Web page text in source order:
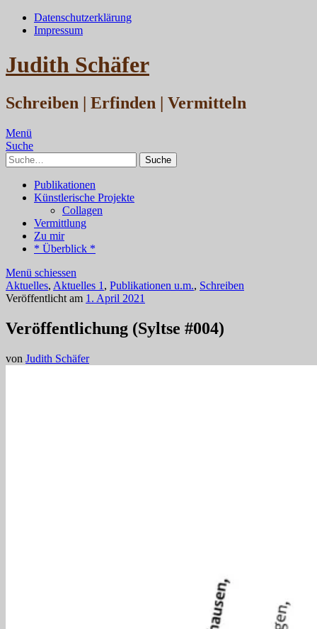
Datenschutzerklärung
Impressum
Judith Schäfer
Schreiben | Erfinden | Vermitteln
Menü
Suche
Suche
Publikationen
Künstlerische Projekte
Collagen
Vermittlung
Zu mir
* Überblick *
Menü schiessen
Aktuelles, Aktuelles 1 , Publikationen u.m., Schreiben
Veröffentlicht am 1. April 2021
Veröffentlichung (Syltse #004)
von Judith Schäfer